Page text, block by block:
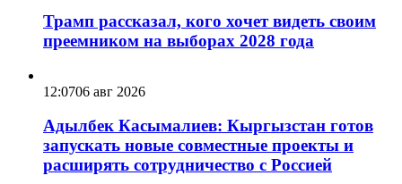
Трамп рассказал, кого хочет видеть своим
преемником на выборах 2028 года
12:0706 авг 2026
Адылбек Касымалиев: Кыргызстан готов
запускать новые совместные проекты и
расширять сотрудничество с Россией